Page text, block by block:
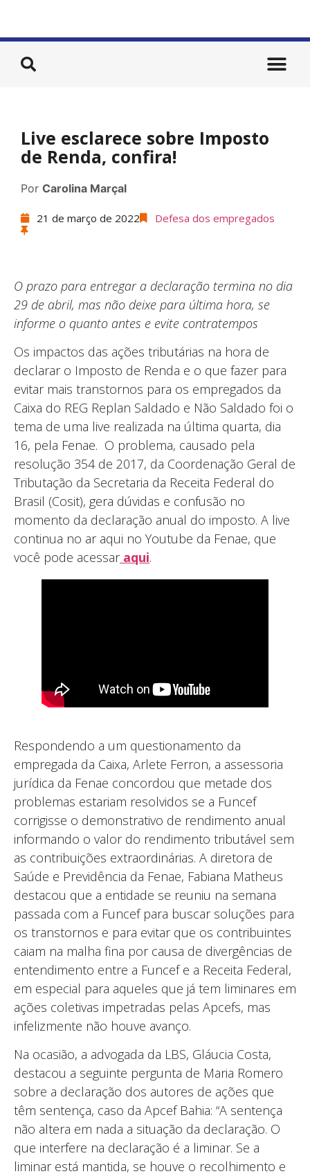
Live esclarece sobre Imposto
de Renda, confira!
Por Carolina Marçal
21 de março de 2022 Defesa dos empregados
O prazo para entregar a declaração termina no dia
29 de abril, mas não deixe para última hora, se
informe o quanto antes e evite contratempos
Os impactos das ações tributárias na hora de
declarar o Imposto de Renda e o que fazer para
evitar mais transtornos para os empregados da
Caixa do REG Replan Saldado e Não Saldado foi o
tema de uma live realizada na última quarta, dia
16, pela Fenae. O problema, causado pela
resolução 354 de 2017, da Coordenação Geral de
Tributação da Secretaria da Receita Federal do
Brasil (Cosit), gera dúvidas e confusão no
momento da declaração anual do imposto. A live
continua no ar aqui no Youtube da Fenae, que
você pode acessaraqui.
Respondendo a um questionamento da
empregada da Caixa, Arlete Ferron, a assessoria
jurídica da Fenae concordou que metade dos
problemas estariam resolvidos se a Funcef
corrigisse o demonstrativo de rendimento anual
informando o valor do rendimento tributável sem
as contribuições extraordinárias. A diretora de
Saúde e Previdência da Fenae, Fabiana Matheus
destacou que a entidade se reuniu na semana
passada com a Funcef para buscar soluções para
os transtornos e para evitar que os contribuintes
caiam na malha fina por causa de divergências de
entendimento entre a Funcef e a Receita Federal,
em especial para aqueles que já tem liminares em
ações coletivas impetradas pelas Apcefs, mas
infelizmente não houve avanço.
Na ocasião, a advogada da LBS, Gláucia Costa,
destacou a seguinte pergunta de Maria Romero
sobre a declaração dos autores de ações que
têm sentença, caso da Apcef Bahia: “A sentença
não altera em nada a situação da declaração. O
que interfere na declaração é a liminar. Se a
liminar está mantida, se houve o recolhimento e